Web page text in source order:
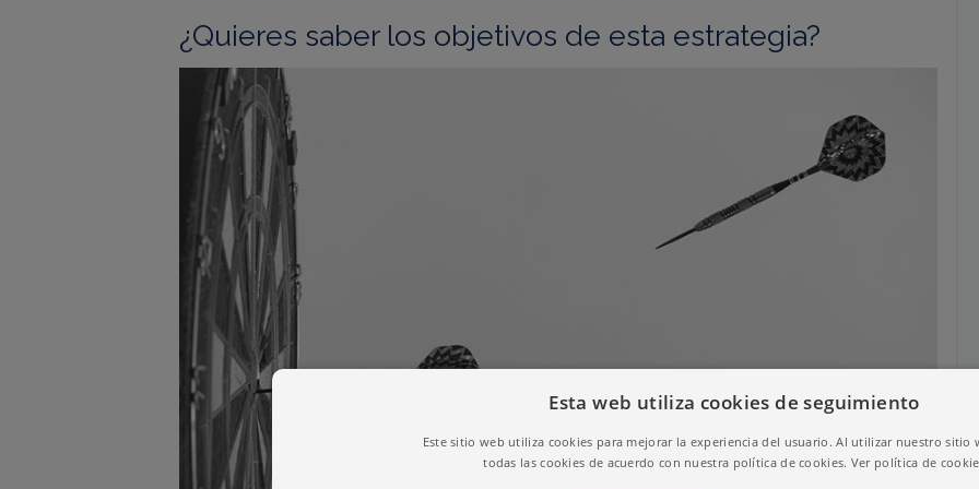
¿Quieres saber los objetivos de esta estrategia?
Esta web utiliza cookies de seguimiento
Este sitio web utiliza cookies para mejorar la experiencia del usuario. Al utilizar nuestro sitio
todas las cookies de acuerdo con nuestra política de cookies. Ver política de